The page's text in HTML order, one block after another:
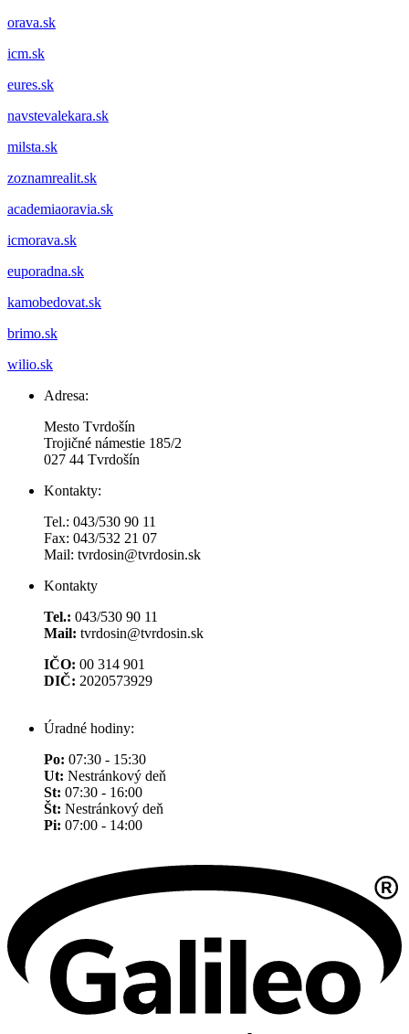
orava.sk
icm.sk
eures.sk
navstevalekara.sk
milsta.sk
zoznamrealit.sk
academiaoravia.sk
icmorava.sk
euporadna.sk
kamobedovat.sk
brimo.sk
wilio.sk
Adresa:
Mesto Tvrdošín
Trojičné námestie 185/2
027 44 Tvrdošín
Kontakty:
Tel.: 043/530 90 11
Fax: 043/532 21 07
Mail: tvrdosin@tvrdosin.sk
Kontakty
Tel.: 043/530 90 11
Mail: tvrdosin@tvrdosin.sk
IČO: 00 314 901
DIČ: 2020573929
Úradné hodiny:
Po: 07:30 - 15:30
Ut: Nestránkový deň
St: 07:30 - 16:00
Št: Nestránkový deň
Pi: 07:00 - 14:00